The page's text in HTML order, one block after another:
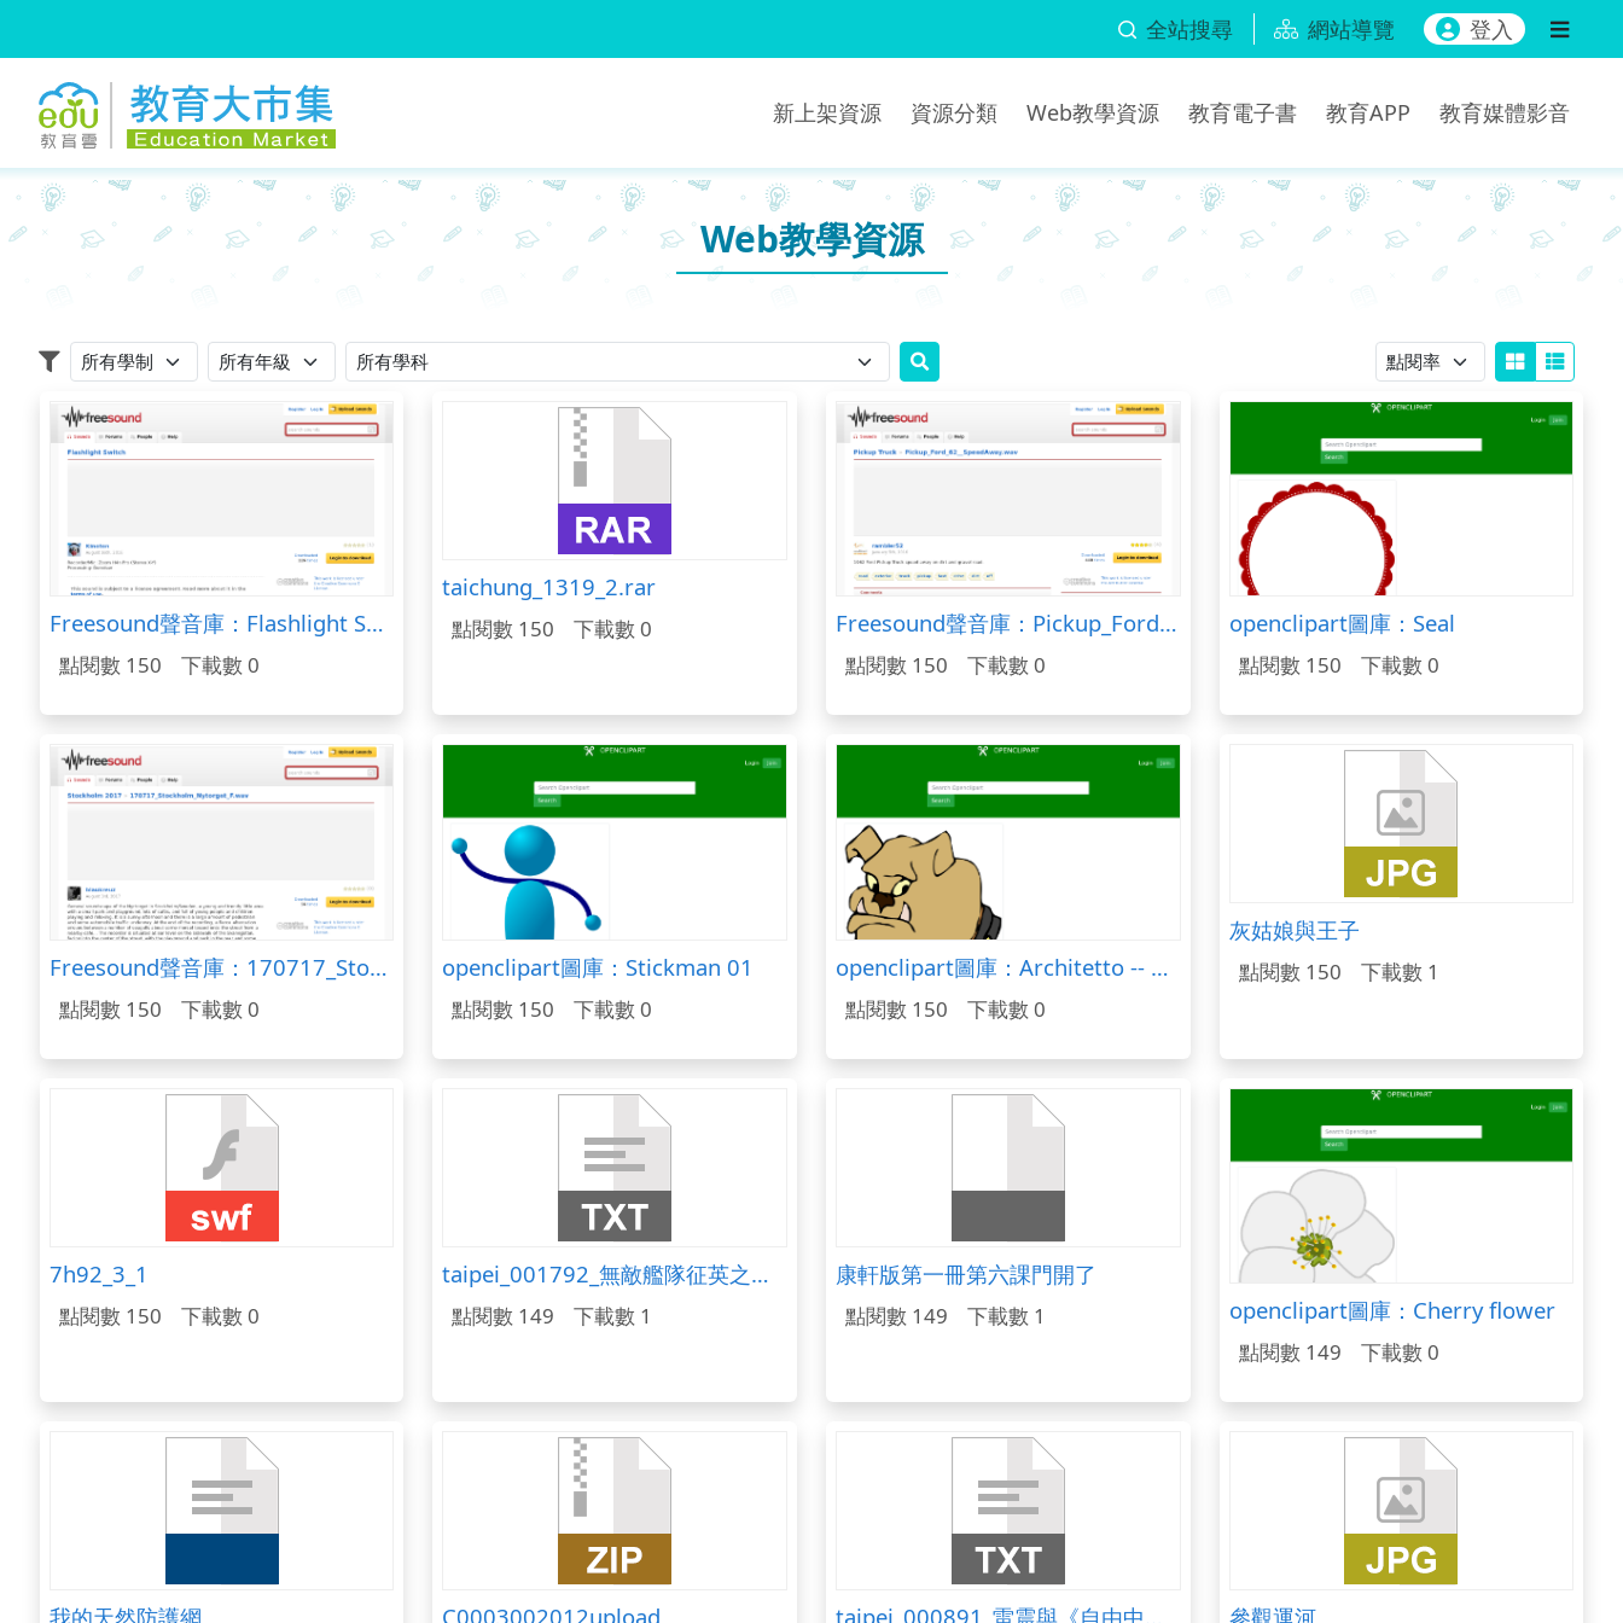
全站搜尋 網站導覽 登入
新上架資源 資源分類 Web教學資源 教育電子書 教育APP 教育媒體影音
Web教學資源
適用學制 適用年級 適用學科
Freesound聲音庫：Flashlight Switch
點閱數 150 下載數 0
taichung_1319_2.rar
點閱數 150 下載數 0 Freesound聲音庫：Pickup_Ford_62__SpeedAway.wav
點閱數 150 下載數 0
openclipart圖庫：Seal
點閱數 150 下載數 0
Freesound聲音庫：170717_Stockholm_Nytorget_F.wav
點閱數 150 下載數 0
openclipart圖庫：Stickman 01
點閱數 150 下載數 0
openclipart圖庫：Architetto -- Bobi
點閱數 150 下載數 0
灰姑娘與王子
點閱數 150 下載數 1
7h92_3_1
點閱數 150 下載數 0
taipei_001792_無敵艦隊征英之役.txt
點閱數 149 下載數 1
康軒版第一冊第六課門開了
點閱數 149 下載數 1 openclipart圖庫：Cherry flower
點閱數 149 下載數 0
我的天然防護網 C0003002012upload 參觀運河